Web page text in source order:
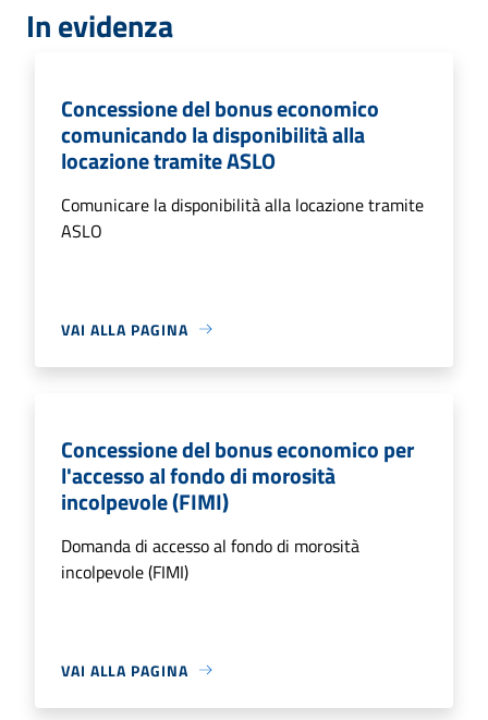
In evidenza
Concessione del bonus economico
comunicando la disponibilità alla
locazione tramite ASLO
Comunicare la disponibilità alla locazione tramite
ASLO
VAI ALLA PAGINA
Concessione del bonus economico per
l'accesso al fondo di morosità
incolpevole (FIMI)
Domanda di accesso al fondo di morosità
incolpevole (FIMI)
VAI ALLA PAGINA